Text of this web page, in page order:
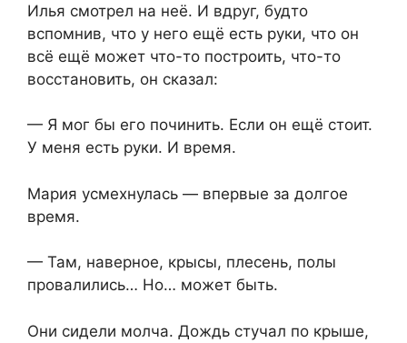
Илья смотрел на неё. И вдруг, будто
вспомнив, что у него ещё есть руки, что он
всё ещё может что-то построить, что-то
восстановить, он сказал:
— Я мог бы его починить. Если он ещё стоит.
У меня есть руки. И время.
Мария усмехнулась — впервые за долгое
время.
— Там, наверное, крысы, плесень, полы
провалились… Но… может быть.
Они сидели молча. Дождь стучал по крыше,